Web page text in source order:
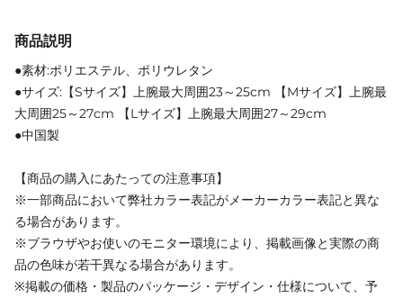
商品説明
●素材:ポリエステル、ポリウレタン
●サイズ:【Sサイズ】上腕最大周囲23～25cm 【Mサイズ】上腕最
大周囲25～27cm 【Lサイズ】上腕最大周囲27～29cm
●中国製
【商品の購入にあたっての注意事項】
※一部商品において弊社カラー表記がメーカーカラー表記と異な
る場合があります。
※ブラウザやお使いのモニター環境により、掲載画像と実際の商
品の色味が若干異なる場合があります。
※掲載の価格・製品のパッケージ・デザイン・仕様について、予